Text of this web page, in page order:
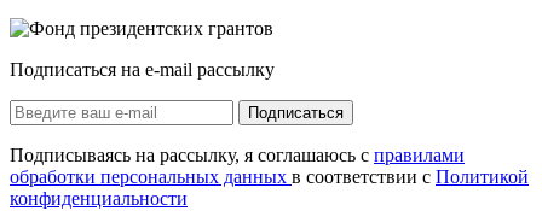
Подписаться на e-mail рассылку
Подписаться
Подписываясь на рассылку, я соглашаюсь с правилами
обработки персональных данных в соответствии с Политикой
конфиденциальности